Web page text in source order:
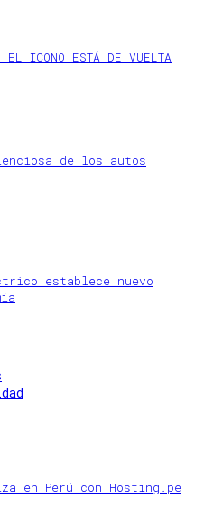
ICONO ESTÁ DE VUELTA
de los autos
establece nuevo
en Perú con Hosting.pe